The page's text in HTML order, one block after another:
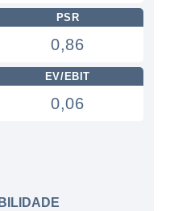
PSR
0,86
EV/EBIT
0,06